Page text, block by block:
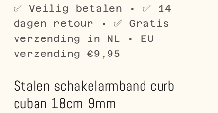
✅ Veilig betalen • ✅ 14
dagen retour • ✅ Gratis
verzending in NL • EU
verzending €9,95
Stalen schakelarmband curb
cuban 18cm 9mm